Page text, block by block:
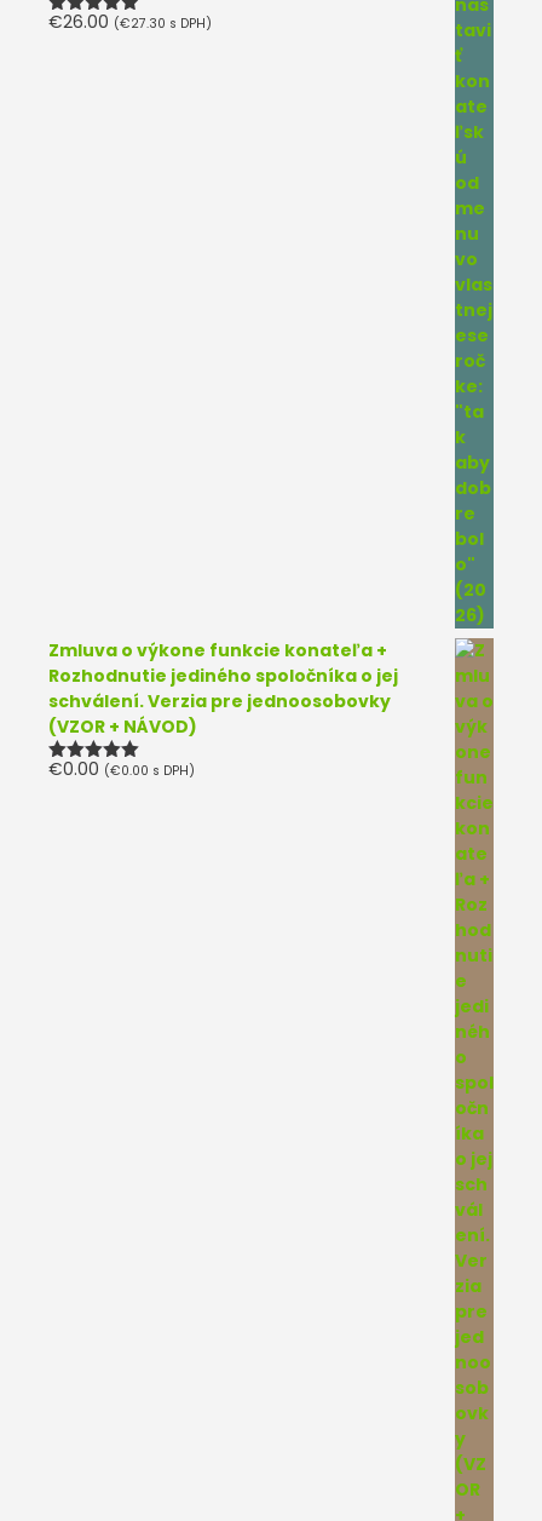
Hodnotenie
€26.00 (€27.30 s DPH)
Zmluva o výkone funkcie konateľa +
Rozhodnutie jediného spoločníka o jej
schválení. Verzia pre jednoosobovky
(VZOR + NÁVOD)
Hodnotenie
€0.00 (€0.00 s DPH)